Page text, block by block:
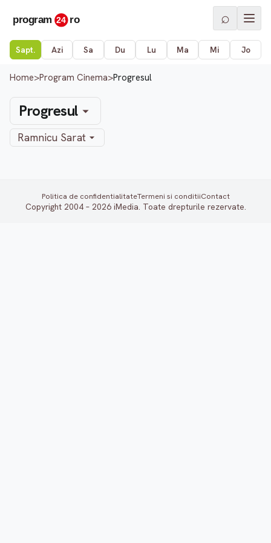
⌕
Sapt. Azi Sa Du Lu Ma Mi Jo
Home>Program Cinema>Progresul
Progresul
Ramnicu Sarat
Politica de confidentialitateTermeni si conditiiContact
Copyright 2004 – 2026 iMedia. Toate drepturile rezervate.